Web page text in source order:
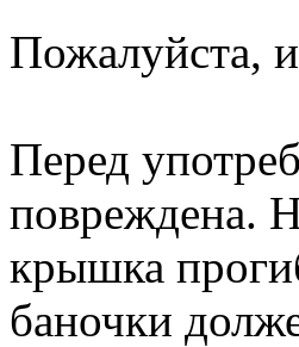
Пожалуйста,
Перед
повреждена.
крышка
баночки